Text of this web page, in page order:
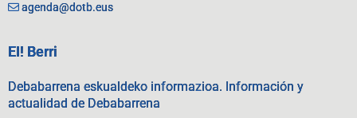
agenda@dotb.eus
EI! Berri
Debabarrena eskualdeko informazioa. Información y
actualidad de Debabarrena